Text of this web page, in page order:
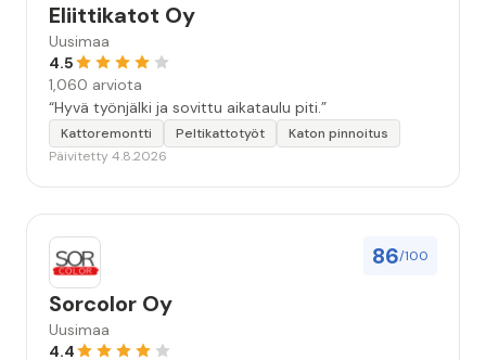
Eliittikatot Oy
Uusimaa
4.5
1,060 arviota
“Hyvä työnjälki ja sovittu aikataulu piti.”
Kattoremontti Peltikattotyöt
Katon pinnoitus
Päivitetty 4.8.2026
86/100
Sorcolor Oy
Uusimaa
4.4